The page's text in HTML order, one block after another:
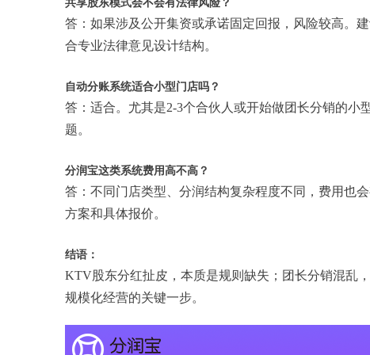
共享股东模式会不会有法律风险？
答：如果涉及公开集资或承诺固定回报，风险较高。
合专业法律意见设计结构。
自动分账系统适合小型门店吗？
答：适合。尤其是2-3个合伙人或开始做团长分销的小
题。
分润宝这类系统费用高不高？
答：不同门店类型、分润结构复杂程度不同，费用也
方案和具体报价。
结语：
KTV股东分红扯皮，本质是规则缺失；团长分销混乱
规模化经营的关键一步。